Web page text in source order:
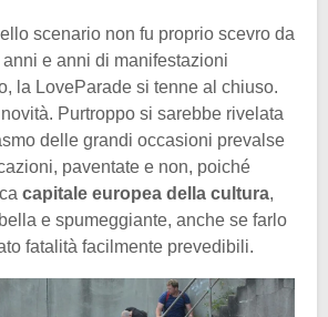
scenario non fu proprio scevro da
e anni di manifestazioni
la LoveParade si tenne al chiuso.
Purtroppo si sarebbe rivelata
delle grandi occasioni prevalse
paventate e non, poiché
capitale europea della cultura,
e spumeggiante, anche se farlo
fatalità facilmente prevedibili.